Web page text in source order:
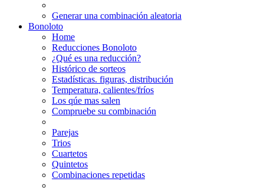
Generar una combinación aleatoria
Bonoloto
Home
Reducciones Bonoloto
¿Qué es una reducción?
Histórico de sorteos
Estadísticas. figuras, distribución
Temperatura, calientes/fríos
Los qúe mas salen
Compruebe su combinación
Parejas
Trios
Cuartetos
Quintetos
Combinaciones repetidas